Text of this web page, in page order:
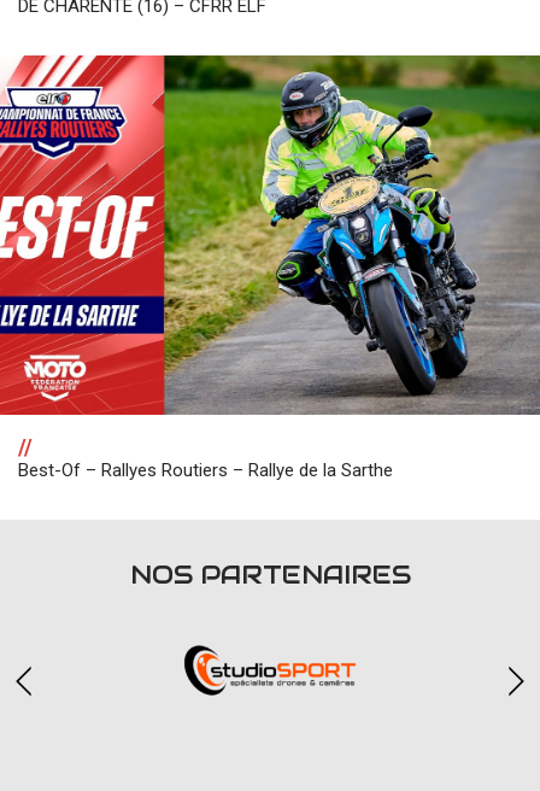
DE CHARENTE (16) – CFRR ELF
//
Best-Of – Rallyes Routiers – Rallye de la Sarthe
NOS PARTENAIRES